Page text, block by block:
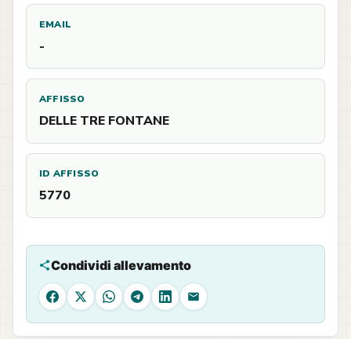
EMAIL
-
AFFISSO
DELLE TRE FONTANE
ID AFFISSO
5770
Condividi allevamento
Facebook
X WhatsAppTelegram
LinkedIn
Email